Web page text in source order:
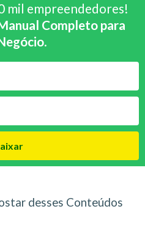
mil empreendedores!
Completo para
.
desses Conteúdos